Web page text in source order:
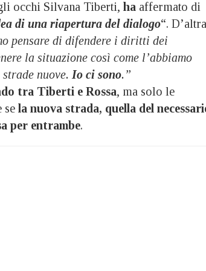
occhi Silvana Tiberti, ha affermato di
di una riapertura del dialogo“. D’altra
pensare di difendere i diritti dei
la situazione così come l’abbiamo
nuove. Io ci sono.”
tra Tiberti e Rossa, ma solo le
se la nuova strada, quella del
per entrambe.